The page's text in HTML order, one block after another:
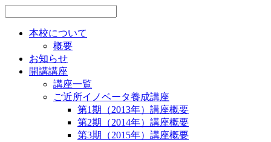
本校について
概要
お知らせ
開講講座
講座一覧
ご近所イノベータ養成講座
第1期（2013年）講座概要
第2期（2014年）講座概要
第3期（2015年）講座概要